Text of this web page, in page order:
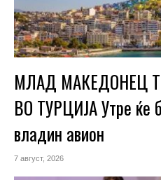
МЛАД МАКЕДОНЕЦ
ВО ТУРЦИЈА Утре ќе
владин авион
7 август, 2026